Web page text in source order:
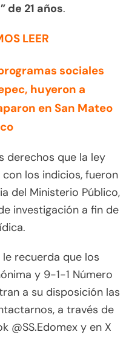
de 21 años.
LEER
sociales
huyeron a
en San Mateo
derechos que la ley
los indicios, fueron
del Ministerio Público,
investigación a fin de
recuerda que los
y 9-1-1 Número
a su disposición las
a través de
@SS.Edomex y en X